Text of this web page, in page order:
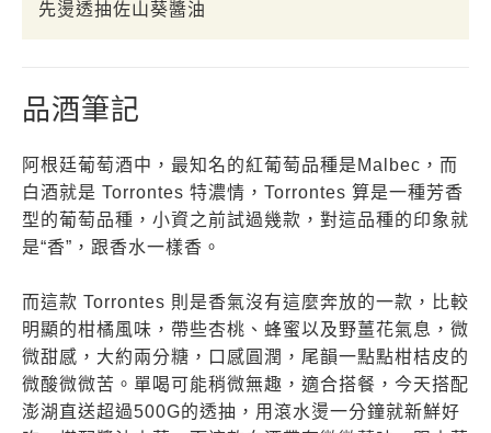
先燙透抽佐山葵醬油
品酒筆記
阿根廷葡萄酒中，最知名的紅葡萄品種是Malbec，而
白酒就是 Torrontes 特濃情，Torrontes 算是一種芳香
型的葡萄品種，小資之前試過幾款，對這品種的印象就
是“香”，跟香水一樣香。
而這款 Torrontes 則是香氣沒有這麼奔放的一款，比較
明顯的柑橘風味，帶些杏桃、蜂蜜以及野薑花氣息，微
微甜感，大約兩分糖，口感圓潤，尾韻一點點柑桔皮的
微酸微微苦。單喝可能稍微無趣，適合搭餐，今天搭配
澎湖直送超過500G的透抽，用滾水燙一分鐘就新鮮好